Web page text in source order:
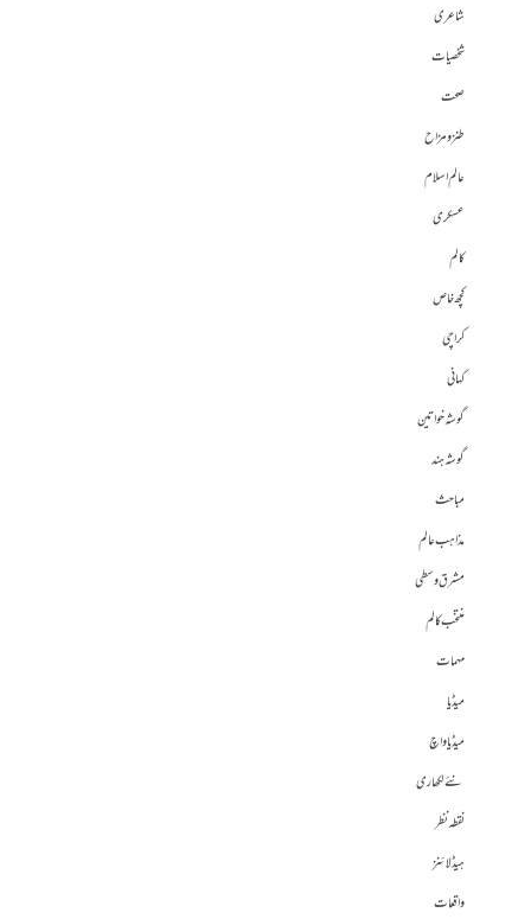
شاعری
شخصیات
صحت
طنز و مزاح
عالم اسلام
عسکری
کالم
کچھ خاص
کراچی
کہانی
گوشہ خواتین
گوشہ ہند
مباحث
مذاہب عالم
مشرق وسطی
منتخب کالم
مہمات
میڈیا
میڈیا واچ
نئے لکھاری
نقطہ نظر
ہیڈلائنز
واقعات